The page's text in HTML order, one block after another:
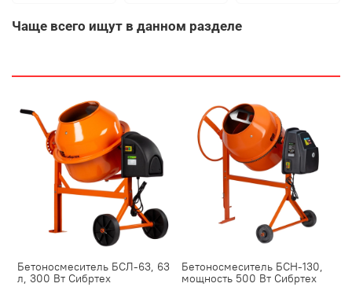
Чаще всего ищут в данном разделе
Бетоносмеситель БСЛ-63, 63
л, 300 Вт Сибртех
Бетоносмеситель БСН-130,
мощность 500 Вт Сибртех